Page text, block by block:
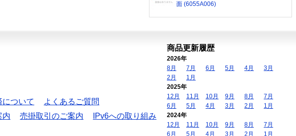
面 (6055A006)
ついて
よくあるご質問
内 売掛取引のご案内
IPv6への取り組み
商品更新履歴
2026年
8月
7月 6月 5月 4月
3月
2月
1月
2025年
12月
11月 10月 9月 8月
7月
6月
5月 4月 3月 2月
1月
2024年
12月
11月 10月 9月 8月
7月
6月
5月 4月 3月 2月
1月